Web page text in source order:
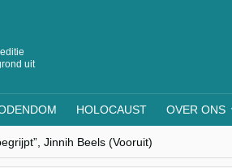
uit
HOLOCAUST OVER ONS
Jinnih Beels (Vooruit)